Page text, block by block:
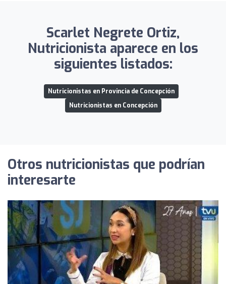
Scarlet Negrete Ortiz,
Nutricionista aparece en los
siguientes listados:
Nutricionistas en Provincia de Concepción
Nutricionistas en Concepción
Otros nutricionistas que podrían
interesarte